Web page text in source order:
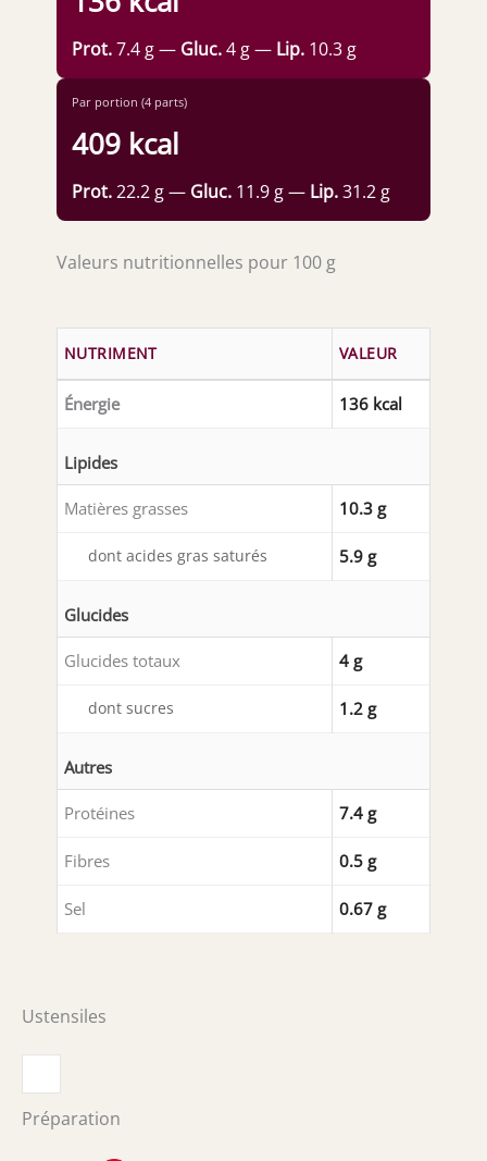
Prot.7.4 g — Gluc.4 g — Lip. 10.3 g
Par portion (4 parts)
409 kcal
Prot.22.2 g — Gluc. 11.9 g — Lip.31.2 g
Valeurs nutritionnelles pour 100 g
NUTRIMENT VALEUR
Énergie 136 kcal
Lipides
Matières grasses 10.3 g
dont acides gras saturés 5.9 g
Glucides
Glucides totaux 4 g
dont sucres 1.2 g
Autres
Protéines 7.4 g
Fibres 0.5 g
Sel 0.67 g
Ustensiles
Préparation